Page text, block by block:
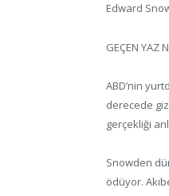
Edward
GEÇEN YAZ
ABD’nin
derecede
gerçekliği
Snowden
ödüyor.